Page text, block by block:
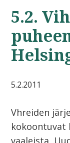
5.2.
5.2.2011
Vhreiden
kokoontuvat
vaaleista,